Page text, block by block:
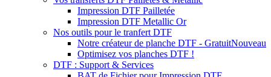
Impression DTF Pailletée
Impression DTF Metallic Or
Nos outils pour le tranfert DTF
Notre créateur de planche DTF - GratuitNouveau
Optimisez vos planches DTF !
DTF : Support & Services